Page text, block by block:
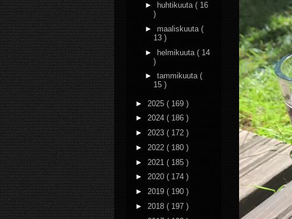
►
huhtikuuta ( 16
)
► maaliskuuta (
13 )
► helmikuuta ( 14
)
► tammikuuta (
15 )
► 2025 ( 169 )
► 2024 ( 186 )
► 2023 ( 172 )
► 2022 ( 180 )
► 2021 ( 185 )
► 2020 ( 174 )
► 2019 ( 190 )
► 2018 ( 197 )